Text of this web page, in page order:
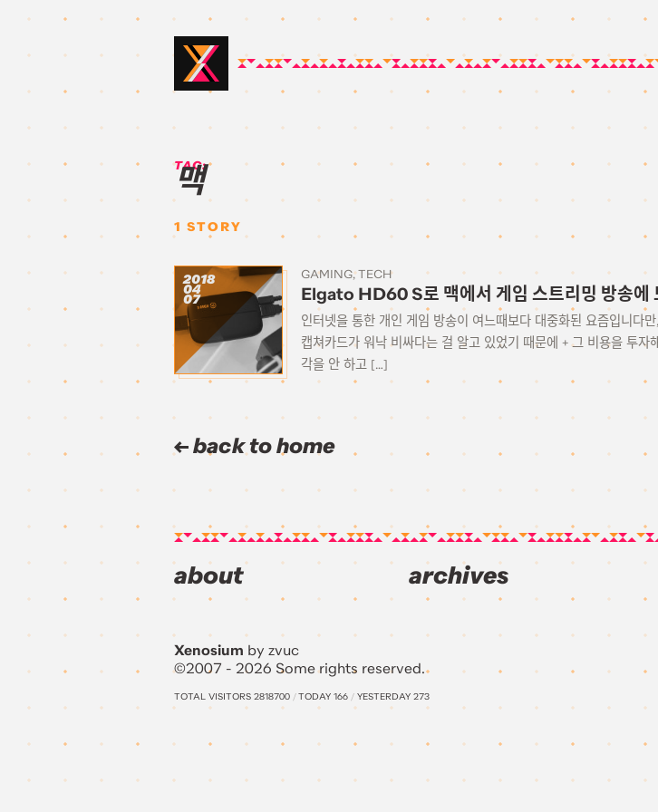
TAG:
맥
1 STORY
2018
04
07
GAMING TECH
Elgato HD60 S로 맥에서 게임 스트리밍 방송에
인터넷을 통한 개인 게임 방송이 여느때보다 대중화된 요즘입니다
캡쳐카드가 워낙 비싸다는 걸 알고 있었기 때문에 + 그 비용을 투
각을 안 하고 […]
back to home
about archives
Xenosium by zvuc
©2007 - 2026 Some rights reserved.
TOTAL VISITORS 2818700 /TODAY 166 / YESTERDAY 273